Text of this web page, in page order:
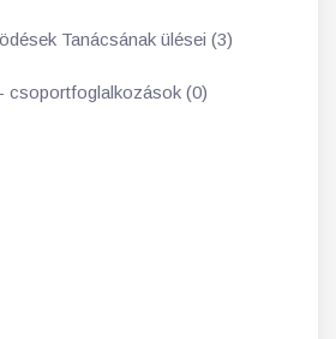
Tanácsának ülései (3)
csoportfoglalkozások (0)